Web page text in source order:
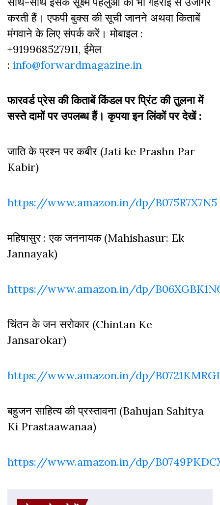
करती हैं। एफपी बुक्‍स की सूची जानने अथवा किताबें
मंगवाने के लिए संपर्क करें। मोबाइल :
+919968527911, ईमेल
: info@forwardmagazine.in
फारवर्ड प्रेस की किताबें किंडल पर प्रिंट की तुलना में
सस्ते दामों पर उपलब्ध हैं। कृपया इन लिंकों पर देखें :
जाति के प्रश्न पर कबीर (Jati ke Prashn Par
Kabir)
https://www.amazon.in/dp/B075R7X7N5
महिषासुर : एक जननायक (Mahishasur: Ek
Jannayak)
https://www.amazon.in/dp/
चिंतन के जन सरोकार (Chintan Ke
Jansarokar)
https://www.amazon.in/dp/
बहुजन साहित्य की प्रस्तावना (Bahujan Sahitya
Ki Prastaawanaa)
https://www.amazon.in/dp/